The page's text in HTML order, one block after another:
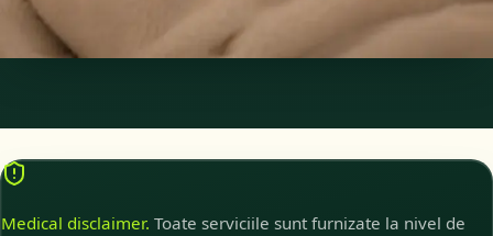
15 min
Alege interval
Medical disclaimer. Toate serviciile sunt furnizate la nivel de